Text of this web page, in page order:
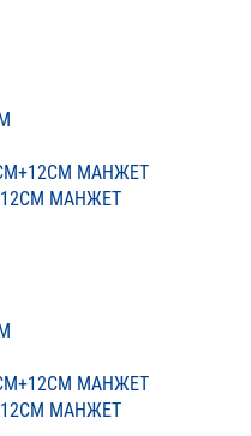
МАНЖЕТ
МАНЖЕТ
МАНЖЕТ
МАНЖЕТ